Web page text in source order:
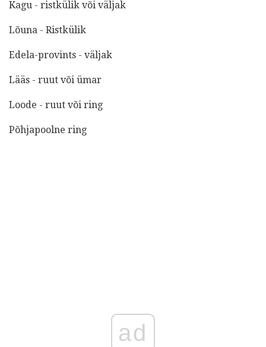
Kagu - ristkülik või väljak
Lõuna - Ristkülik
Edela-provints - väljak
Lääs - ruut või ümar
Loode - ruut või ring
Põhjapoolne ring
ad